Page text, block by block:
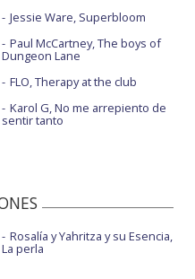
Jessie Ware, Superbloom
Paul McCartney, The boys of
Dungeon Lane
FLO, Therapy at the club
Karol G, No me arrepiento de
sentir tanto
Rosalía y Yahritza y su Esencia,
La perla